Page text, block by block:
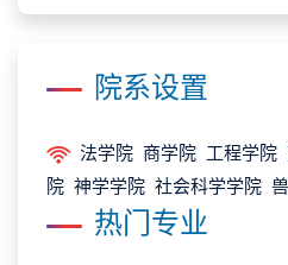
院系设置
法学院 商学院 工程学院
院 神学学院 社会科学学院
热门专业